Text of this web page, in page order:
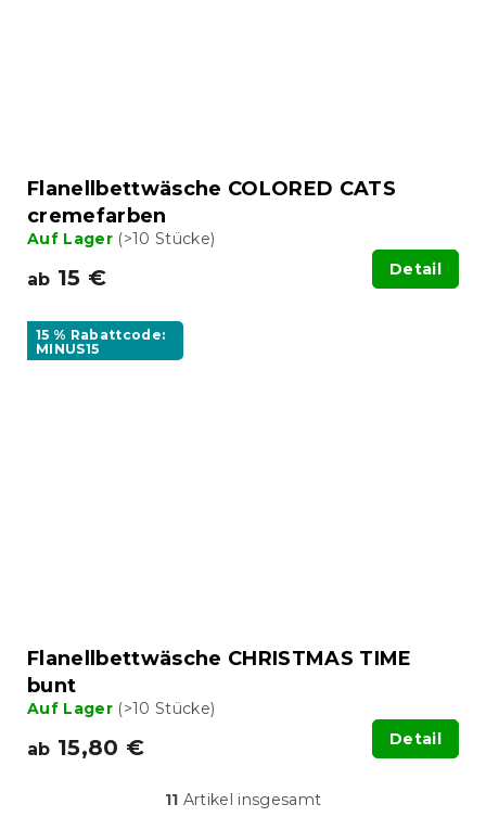
Flanellbettwäsche COLORED CATS
cremefarben
Auf Lager (>10 Stücke)
ab 15 € Detail
15 % Rabattcode:
MINUS15
Flanellbettwäsche CHRISTMAS TIME
bunt
Auf Lager (>10 Stücke)
ab 15,80 € Detail
S
11 Artikel insgesamt